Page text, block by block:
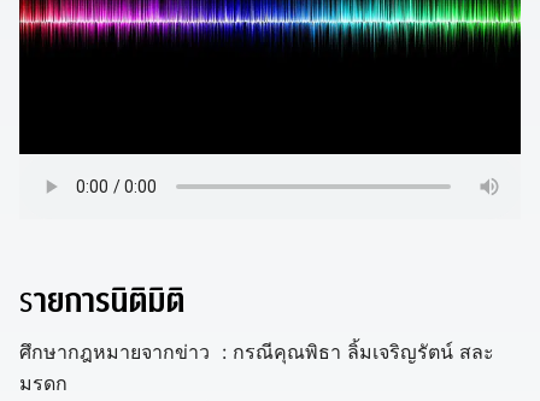
รายการนิติมิติ
ศึกษากฎหมายจากข่าว : กรณีคุณพิธา ลิ้มเจริญรัตน์ สละ
มรดก